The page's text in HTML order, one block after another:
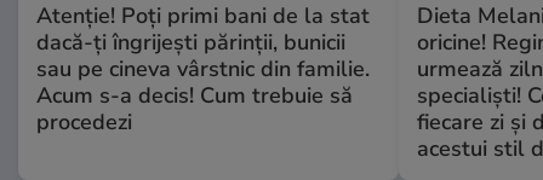
Atenție! Poți primi bani de la stat
dacă-ți îngrijești părinții, bunicii
sau pe cineva vârstnic din familie.
Acum s-a decis! Cum trebuie să
procedezi
Dieta
oricine!
urmează
specialiști!
fiecare zi și
acestui stil